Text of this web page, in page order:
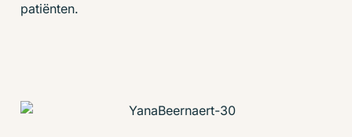
patiënten.